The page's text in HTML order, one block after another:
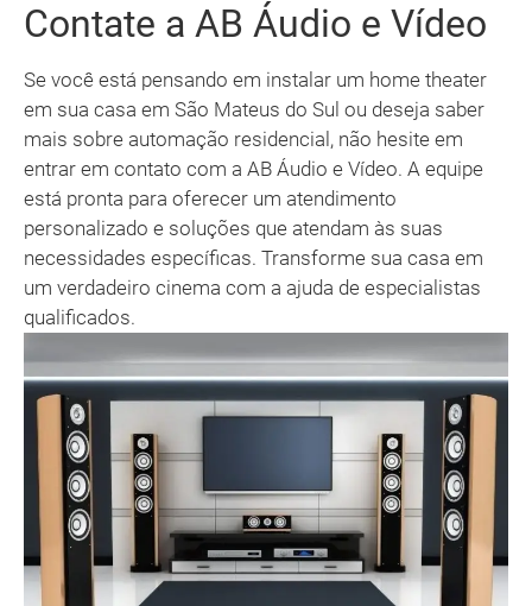
Contate a AB Áudio e Vídeo
Se você está pensando em instalar um home theater
em sua casa em São Mateus do Sul ou deseja saber
mais sobre automação residencial, não hesite em
entrar em contato com a AB Áudio e Vídeo. A equipe
está pronta para oferecer um atendimento
personalizado e soluções que atendam às suas
necessidades específicas. Transforme sua casa em
um verdadeiro cinema com a ajuda de especialistas
qualificados.